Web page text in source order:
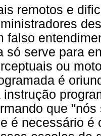
remotos e
falso
só serve para
ou
é
instrução
que
é necessário é